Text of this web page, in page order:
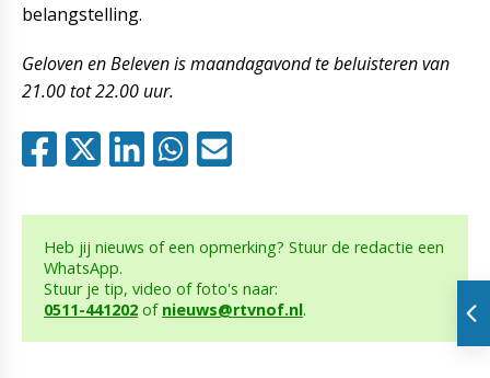
belangstelling.
Geloven en Beleven is maandagavond te beluisteren van
21.00 tot 22.00 uur.
Heb jij nieuws of een opmerking? Stuur de redactie een
WhatsApp.
Stuur je tip, video of foto's naar:
0511-441202 of nieuws@rtvnof.nl.